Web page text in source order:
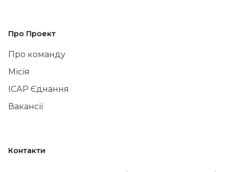
Про Проект
Про команду
Місія
ІСАР Єднання
Вакансії
Контакти